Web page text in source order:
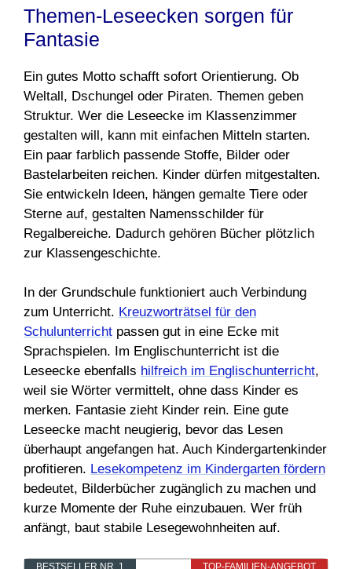
Themen-Leseecken sorgen für
Fantasie
Ein gutes Motto schafft sofort Orientierung. Ob
Weltall, Dschungel oder Piraten. Themen geben
Struktur. Wer die Leseecke im Klassenzimmer
gestalten will, kann mit einfachen Mitteln starten.
Ein paar farblich passende Stoffe, Bilder oder
Bastelarbeiten reichen. Kinder dürfen mitgestalten.
Sie entwickeln Ideen, hängen gemalte Tiere oder
Sterne auf, gestalten Namensschilder für
Regalbereiche. Dadurch gehören Bücher plötzlich
zur Klassengeschichte.
In der Grundschule funktioniert auch Verbindung
zum Unterricht. Kreuzworträtsel für den
Schulunterricht passen gut in eine Ecke mit
Sprachspielen. Im Englischunterricht ist die
Leseecke ebenfalls hilfreich im Englischunterricht,
weil sie Wörter vermittelt, ohne dass Kinder es
merken. Fantasie zieht Kinder rein. Eine gute
Leseecke macht neugierig, bevor das Lesen
überhaupt angefangen hat. Auch Kindergartenkinder
profitieren. Lesekompetenz im Kindergarten fördern
bedeutet, Bilderbücher zugänglich zu machen und
kurze Momente der Ruhe einzubauen. Wer früh
anfängt, baut stabile Lesegewohnheiten auf.
TOP-FAMILIEN-ANGEBOT
BESTSELLER NR. 1